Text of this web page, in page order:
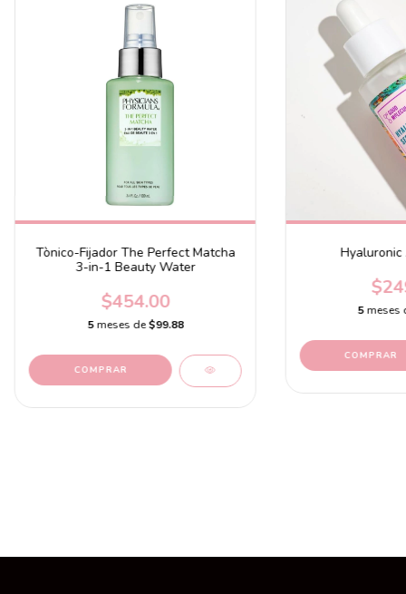
Tònico-Fijador The Perfect Matcha
3-in-1 Beauty Water
$454.00
5 meses de$99.88
Hyaluronic
5meses